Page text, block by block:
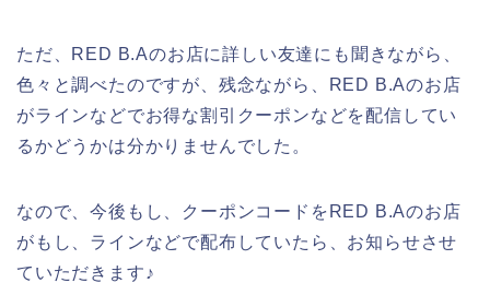
ただ、RED B.Aのお店に詳しい友達にも聞きながら、
色々と調べたのですが、残念ながら、RED B.Aのお店
がラインなどでお得な割引クーポンなどを配信してい
るかどうかは分かりませんでした。
なので、今後もし、クーポンコードをRED B.Aのお店
がもし、ラインなどで配布していたら、お知らせさせ
ていただきます♪